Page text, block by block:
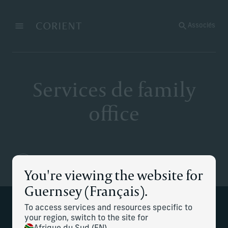
MenuRetour à la page d’accueil
You're viewing the website for
Guernsey (Français).
To access services and resources specific to
your region, switch to the site for
Associés
Services de family
office
Services de family office